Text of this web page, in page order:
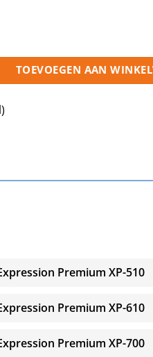
(2 x zwart + 3 kleuren)
TOEVOEGEN AAN
Premium XP-510
Premium XP-610
Premium XP-700